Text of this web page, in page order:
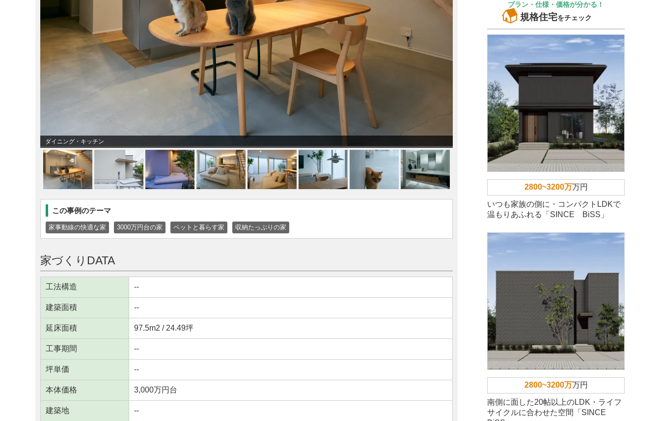
ダイニング・キッチン
この事例のテーマ
家事動線の快適な家 3000万円台の家 ペットと暮らす家 収納たっぷりの家
家づくりDATA
工法構造 --
建築面積 --
延床面積 97.5m2 / 24.49坪
工事期間 --
坪単価 --
本体価格 3,000万円台
建築地 --
プラン・仕様・価格が分かる！
規格住宅をチェック
2800~3200万万円
いつも家族の側に・コンパクトLDKで
温もりあふれる「SINCE BiSS」
2800~3200万万円
南側に面した20帖以上のLDK・ライフ
サイクルに合わせた空間「SINCE